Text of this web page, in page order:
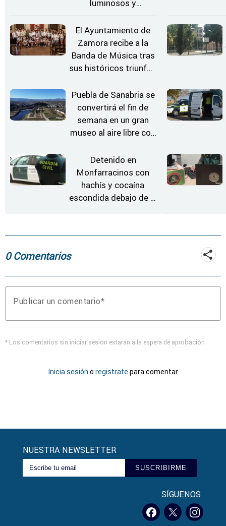
luminosos y
Estrellas
El Ayuntamiento de
Zamora recibe a la
Banda de Música tras
sus históricos triunfos
Puebla de Sanabria se
convertirá el fin de
semana en un gran
museo al aire libre con
Detenido en
Monfarracinos con
hachís y cocaína
escondida debajo de la
0 Comentarios
Publicar un comentario
* Los comentarios sin iniciar sesión estarán a la espera de aprobación
Inicia sesión o registrate para comentar
NUESTRA NEWSLETTER
SUSCRIBIRME
SÍGUENOS